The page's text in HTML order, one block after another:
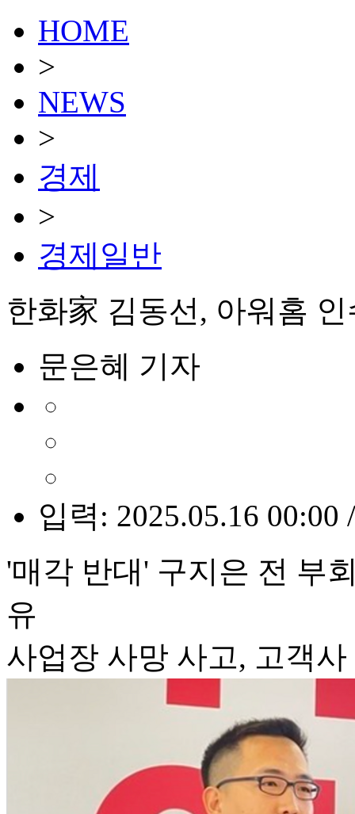
HOME
>
NEWS
>
경제
>
경제일반
한화家 김동선, 아워홈
문은혜 기자
입력: 2025.05.16 00:00
'매각 반대' 구지은 전 부
유
사업장 사망 사고, 고객